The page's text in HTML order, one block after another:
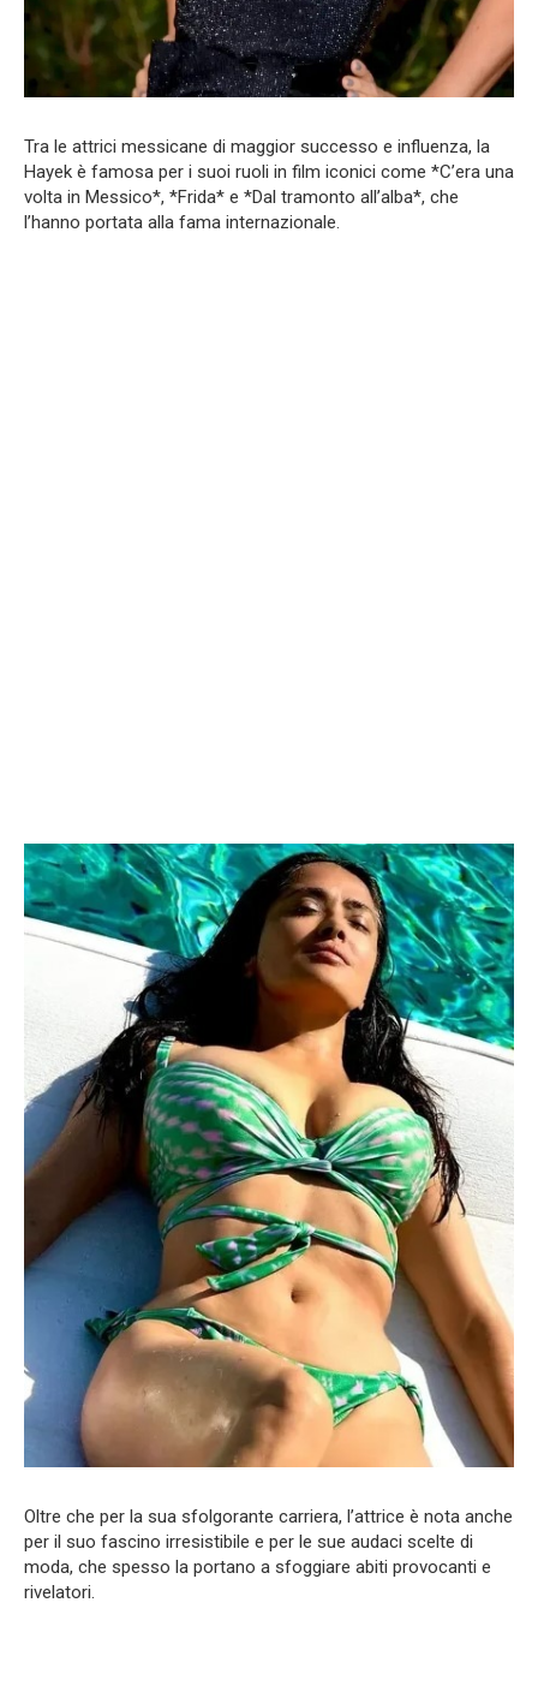
Tra le attrici messicane di maggior successo e influenza, la
Hayek è famosa per i suoi ruoli in film iconici come *C’era una
volta in Messico*, *Frida* e *Dal tramonto all’alba*, che
l’hanno portata alla fama internazionale.
Oltre che per la sua sfolgorante carriera, l’attrice è nota anche
per il suo fascino irresistibile e per le sue audaci scelte di
moda, che spesso la portano a sfoggiare abiti provocanti e
rivelatori.